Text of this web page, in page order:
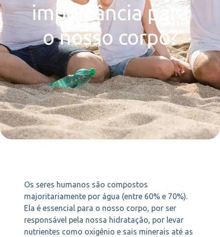
importância para
o nosso corpo?
Os seres humanos são compostos
majoritariamente por água (entre 60% e 70%).
Ela é essencial para o nosso corpo, por ser
responsável pela nossa hidratação, por levar
nutrientes como oxigênio e sais minerais até as